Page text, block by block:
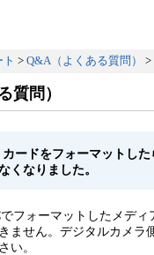
> Q&A（よくある質問） >
質問）
ードをフォーマットし
くなりました。
フォーマットしたメディ
ません。デジタルカメラ
い。